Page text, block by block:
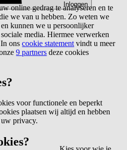
Inloggen
online gedrag te analyseren en te
we van u hebben. Zo weten we
kunnen we u persoonlijker
media. Hiermee verwerken
. In onscookie statement vindt u meer
9 partners deze cookies
voor functionele en beperkt
plaatsen wij altijd en hebben
privacy.